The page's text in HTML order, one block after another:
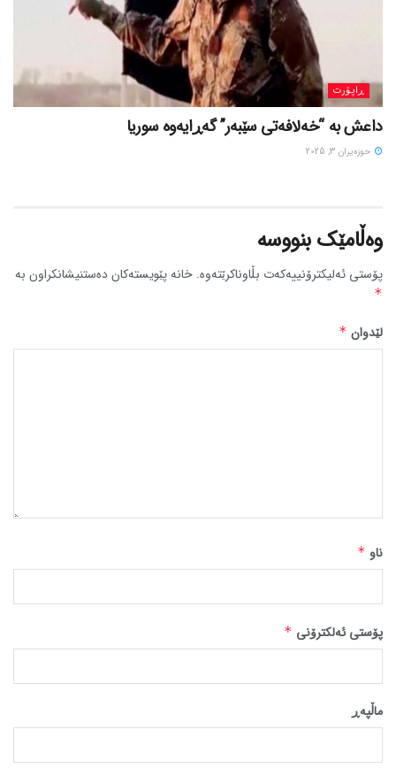
ڕاپۆرت
داعش بە “خەلافەتی سێبەر” گەڕایەوە سوریا
حوزه‌یران 3, 2025
وەڵامێک بنووسە
پۆستی ئەلیکترۆنییەکەت بڵاوناکرێتەوە. خانە پێویستەکان دەستنیشانکراون بە
*
لێدوان *
ناو *
پۆستی ئەلکترۆنی *
ماڵپه‌ڕ